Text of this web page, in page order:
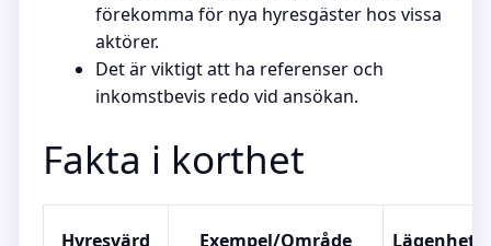
förekomma för nya hyresgäster hos vissa
aktörer.
Det är viktigt att ha referenser och
inkomstbevis redo vid ansökan.
Fakta i korthet
Hyresvärd Exempel/Område